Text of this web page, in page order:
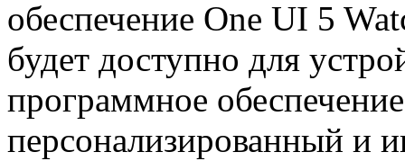
обеспечение One UI 5
будет доступно для
программное
персонализированный и